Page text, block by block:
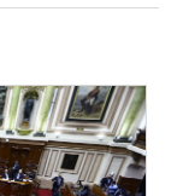
la pensión para
equipo que dio
Héctor